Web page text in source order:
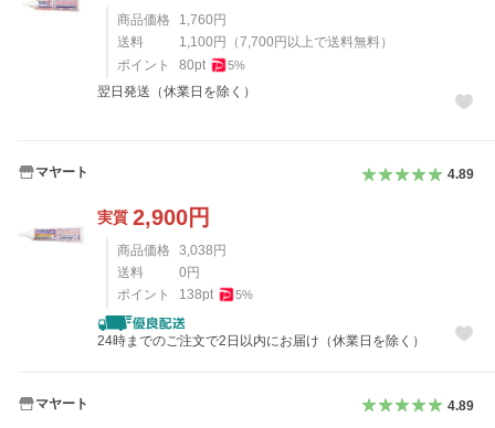
商品価格 1,760 円
送料
1,100 円 （7,700 円以上で送料無料）
ポイント
80pt 5%
翌日発送（休業日を除く）
マヤート 4.89
実質 2,900円
商品価格 3,038 円
送料
0 円
ポイント
138pt 5%
24時までのご注文で2日以内にお届け（休業日を除く）
マヤート 4.89